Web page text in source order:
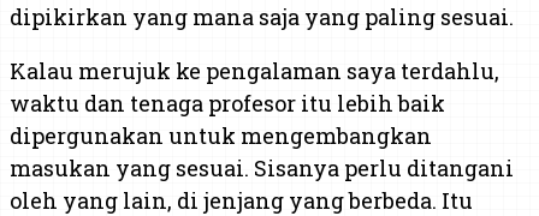
dipikirkan yang mana saja yang paling sesuai.
Kalau merujuk ke pengalaman saya terdahlu,
waktu dan tenaga profesor itu lebih baik
dipergunakan untuk mengembangkan
masukan yang sesuai. Sisanya perlu ditangani
oleh yang lain, di jenjang yang berbeda. Itu